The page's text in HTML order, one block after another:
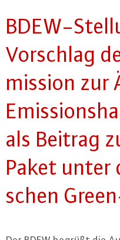
BDEW-
Vorschlag
mis­si­on zur
als Beitrag
Pa­ket
schen